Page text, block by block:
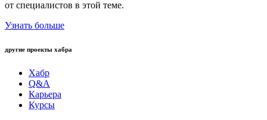
от специалистов в этой теме.
Узнать больше
другие проекты хабра
Хабр
Q&A
Карьера
Курсы